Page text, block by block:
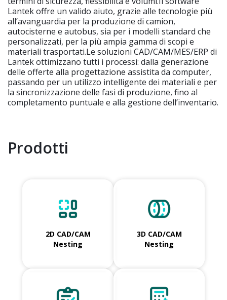
Lantek offre un valido aiuto, grazie alle tecnologie più
all’avanguardia per la produzione di camion,
autocisterne e autobus, sia per i modelli standard che
personalizzati, per la più ampia gamma di scopi e
materiali trasportati.Le soluzioni CAD/CAM/MES/ERP di
Lantek ottimizzano tutti i processi: dalla generazione
delle offerte alla progettazione assistita da computer,
passando per un utilizzo intelligente dei materiali e per
la sincronizzazione delle fasi di produzione, fino al
completamento puntuale e alla gestione dell’inventario.
Prodotti
2D CAD/CAM
Nesting
3D CAD/CAM
Nesting